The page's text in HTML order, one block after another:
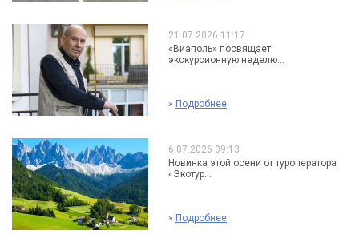
21.07.2026 11:17
«Виаполь» посвящает
экскурсионную неделю...
» Подробнее
6.07.2026 09:13
Новинка этой осени от туроператора
«Экотур...
» Подробнее